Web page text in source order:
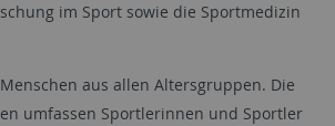
im Sport sowie die Sportmedizin
aus allen Altersgruppen. Die
umfassen Sportlerinnen und Sportler